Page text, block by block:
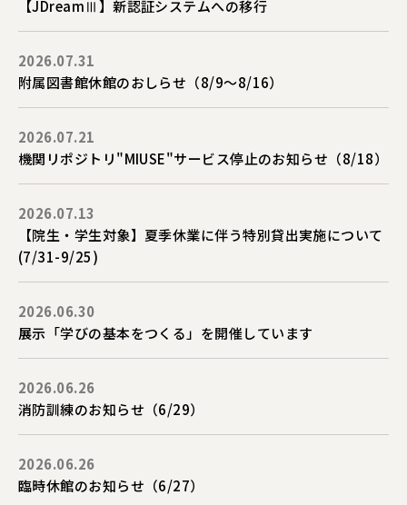
【JDreamⅢ】新認証システムへの移行
2026.07.31
附属図書館休館のおしらせ（8/9～8/16）
2026.07.21
機関リポジトリ"MIUSE"サービス停止のお知らせ（8/18）
2026.07.13
【院生・学生対象】夏季休業に伴う特別貸出実施について
(7/31-9/25)
2026.06.30
展示「学びの基本をつくる」を開催しています
2026.06.26
消防訓練のお知らせ（6/29）
2026.06.26
臨時休館のお知らせ（6/27）